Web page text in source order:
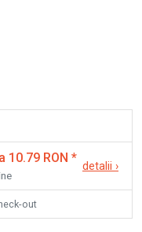
10.79 RON *
detalii ›
out